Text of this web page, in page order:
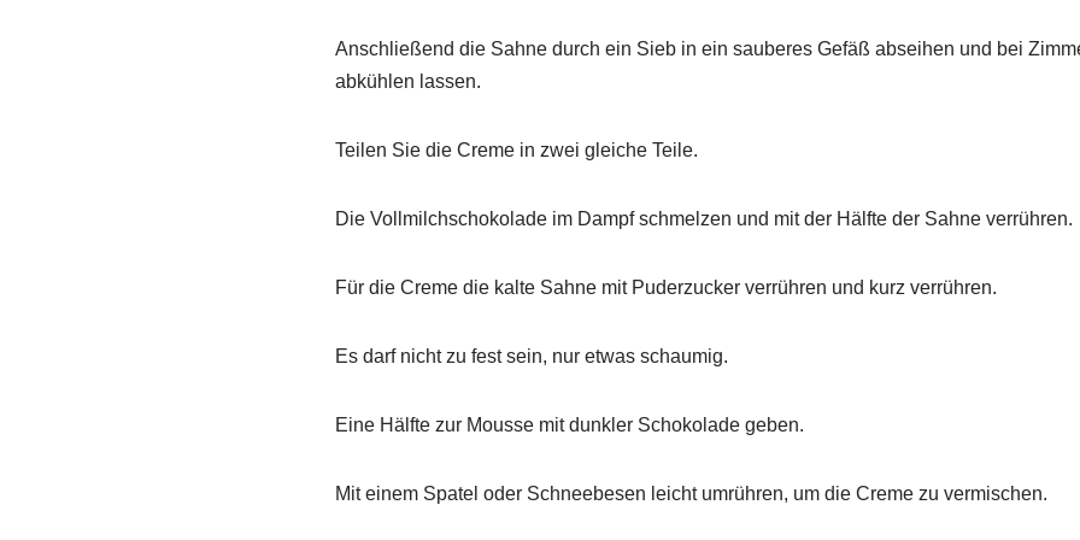
Anschließend die Sahne durch ein Sieb in ein sauberes Gefäß abseihen und bei
abkühlen lassen.
Teilen Sie die Creme in zwei gleiche Teile.
Die Vollmilchschokolade im Dampf schmelzen und mit der Hälfte der Sahne verrühren.
Für die Creme die kalte Sahne mit Puderzucker verrühren und kurz verrühren.
Es darf nicht zu fest sein, nur etwas schaumig.
Eine Hälfte zur Mousse mit dunkler Schokolade geben.
Mit einem Spatel oder Schneebesen leicht umrühren, um die Creme zu vermischen.